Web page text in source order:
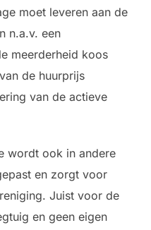
moet leveren aan de
n.a.v. een
meerderheid koos
de huurprijs
van de actieve
wordt ook in andere
en zorgt voor
Juist voor de
en geen eigen